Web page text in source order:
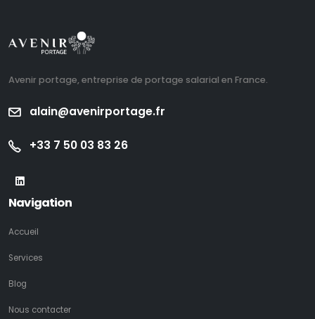
Avenir portage, entreprise de portage salarial en France.
alain@avenirportage.fr
+33 7 50 03 83 26
Navigation
Accueil
Services
Blog
Nous contacter